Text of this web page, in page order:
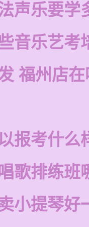
声乐要学
音乐艺考
福州店
报考什么
歌排练班
小提琴好